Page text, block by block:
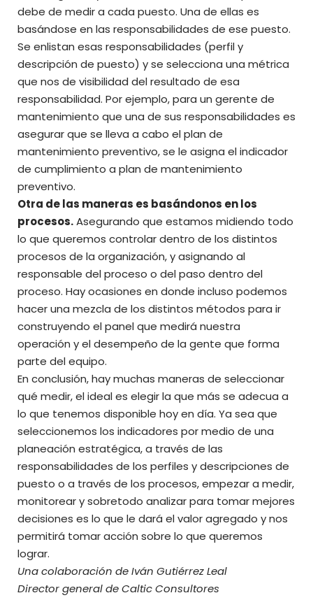
debe de medir a cada puesto. Una de ellas es
basándose en las responsabilidades de ese puesto.
Se enlistan esas responsabilidades (perfil y
descripción de puesto) y se selecciona una métrica
que nos de visibilidad del resultado de esa
responsabilidad. Por ejemplo, para un gerente de
mantenimiento que una de sus responsabilidades es
asegurar que se lleva a cabo el plan de
mantenimiento preventivo, se le asigna el indicador
de cumplimiento a plan de mantenimiento
preventivo.
Otra de las maneras es basándonos en los
procesos.Asegurando que estamos midiendo todo
lo que queremos controlar dentro de los distintos
procesos de la organización, y asignando al
responsable del proceso o del paso dentro del
proceso. Hay ocasiones en donde incluso podemos
hacer una mezcla de los distintos métodos para ir
construyendo el panel que medirá nuestra
operación y el desempeño de la gente que forma
parte del equipo.
En conclusión, hay muchas maneras de seleccionar
qué medir, el ideal es elegir la que más se adecua a
lo que tenemos disponible hoy en día. Ya sea que
seleccionemos los indicadores por medio de una
planeación estratégica, a través de las
responsabilidades de los perfiles y descripciones de
puesto o a través de los procesos, empezar a medir,
monitorear y sobretodo analizar para tomar mejores
decisiones es lo que le dará el valor agregado y nos
permitirá tomar acción sobre lo que queremos
lograr.
Una colaboración de Iván Gutiérrez Leal
Director general de Caltic Consultores